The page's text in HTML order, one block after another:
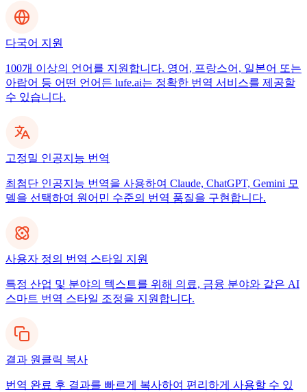
다국어 지원
100개 이상의 언어를 지원합니다. 영어, 프랑스어, 일본어 또는
아랍어 등 어떤 언어든 lufe.ai는 정확한 번역 서비스를 제공할
수 있습니다.
고정밀 인공지능 번역
최첨단 인공지능 번역을 사용하여 Claude, ChatGPT, Gemini 모
델을 선택하여 원어민 수준의 번역 품질을 구현합니다.
사용자 정의 번역 스타일 지원
특정 산업 및 분야의 텍스트를 위해 의료, 금융 분야와 같은 AI
스마트 번역 스타일 조정을 지원합니다.
결과 원클릭 복사
번역 완료 후 결과를 빠르게 복사하여 편리하게 사용할 수 있